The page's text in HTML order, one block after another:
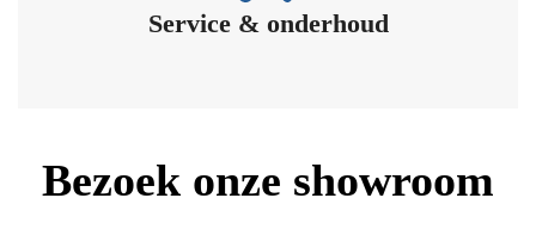
Service & onderhoud
Bezoek onze showroom